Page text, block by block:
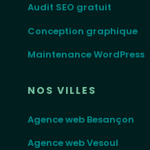
Audit SEO gratuit
Conception graphique
Maintenance WordPress
NOS VILLES
Agence web Besançon
Agence web Vesoul